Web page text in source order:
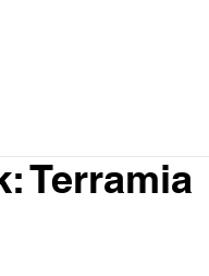
Terramia